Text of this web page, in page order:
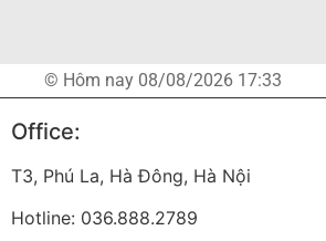
© Hôm nay 08/08/2026 17:33
Office:
T3, Phú La, Hà Đông, Hà Nội
Hotline: 036.888.2789